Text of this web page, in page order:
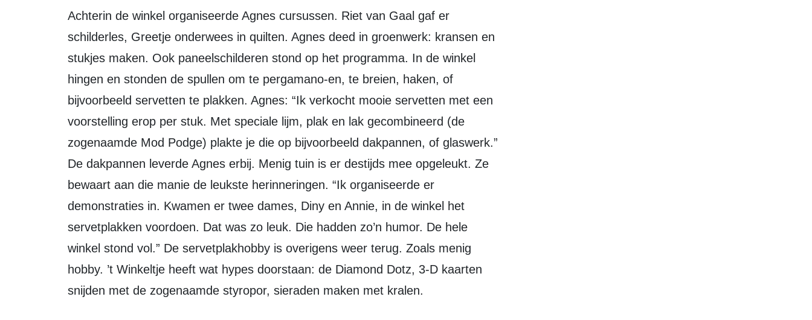
Achterin de winkel organiseerde Agnes cursussen. Riet van Gaal gaf er
schilderles, Greetje onderwees in quilten. Agnes deed in groenwerk: kransen en
stukjes maken. Ook paneelschilderen stond op het programma. In de winkel
hingen en stonden de spullen om te pergamano-en, te breien, haken, of
bijvoorbeeld servetten te plakken. Agnes: “Ik verkocht mooie servetten met een
voorstelling erop per stuk. Met speciale lijm, plak en lak gecombineerd (de
zogenaamde Mod Podge) plakte je die op bijvoorbeeld dakpannen, of glaswerk.”
De dakpannen leverde Agnes erbij. Menig tuin is er destijds mee opgeleukt. Ze
bewaart aan die manie de leukste herinneringen. “Ik organiseerde er
demonstraties in. Kwamen er twee dames, Diny en Annie, in de winkel het
servetplakken voordoen. Dat was zo leuk. Die hadden zo’n humor. De hele
winkel stond vol.” De servetplakhobby is overigens weer terug. Zoals menig
hobby. ’t Winkeltje heeft wat hypes doorstaan: de Diamond Dotz, 3-D kaarten
snijden met de zogenaamde styropor, sieraden maken met kralen.